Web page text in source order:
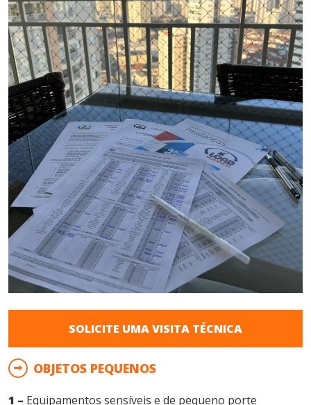
SOLICITE UMA VISITA TÉCNICA
OBJETOS PEQUENOS
1 – Equipamentos sensíveis e de pequeno porte